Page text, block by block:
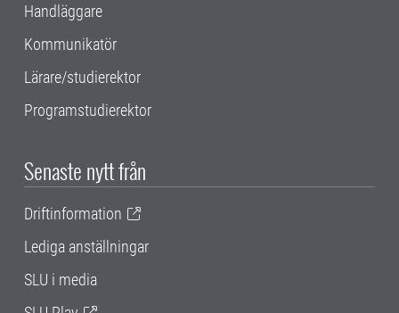
Handläggare
Kommunikatör
Lärare/studierektor
Programstudierektor
Senaste nytt från
Driftinformation
Lediga anställningar
SLU i media